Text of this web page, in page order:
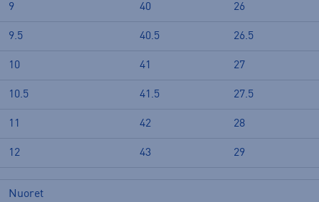
9 40 26
9.5 40.5 26.5
10 41 27
10.5 41.5 27.5
11 42 28
12 43 29
Nuoret